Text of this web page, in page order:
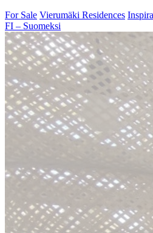
For Sale Vierumäki Residences
FI – Suomeksi